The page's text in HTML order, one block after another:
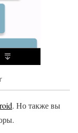
. Но также вы